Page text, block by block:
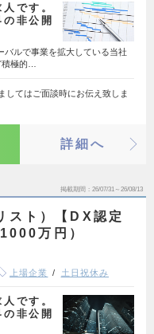
です。
非公開
バルで事業を拡大している当社
極的…
してはご面談時にお伝え致しま
詳細へ
掲載期間 26/07/31～26/08/13
スト）【DX認定
万円）
上場企業 土日祝休み
です。
非公開